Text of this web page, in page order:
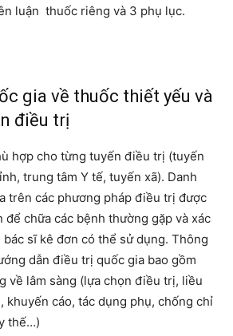
luận thuốc riêng và 3 phụ lục.
gia về thuốc thiết yếu và
điều trị
hợp cho từng tuyến điều trị (tuyến
trung tâm Y tế, tuyến xã). Danh
trên các phương pháp điều trị được
để chữa các bệnh thường gặp và xác
sĩ kê đơn có thể sử dụng. Thông
dẫn điều trị quốc gia bao gồm
về lâm sàng (lựa chọn điều trị, liều
khuyến cáo, tác dụng phụ, chống chỉ
thế…)